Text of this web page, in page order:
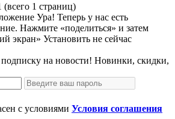
(всего 1 страниц)
Ура! Теперь у нас есть
Нажмите «поделиться» и затем
экран» Установить не сейчас
на новости! Новинки, скидки,
с условиями Условия соглашения